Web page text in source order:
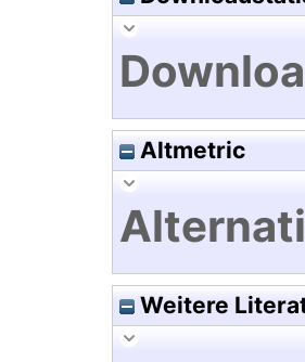
Altmetric
Weitere